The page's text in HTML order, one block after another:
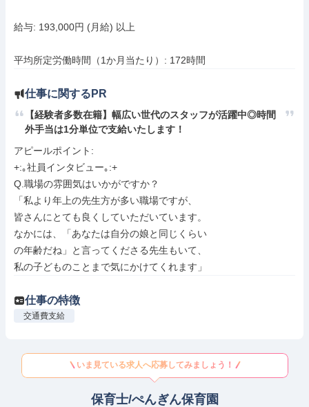
給与: 193,000円 (月給) 以上
平均所定労働時間（1か月当たり）: 172時間
仕事に関するPR
【経験者多数在籍】幅広い世代のスタッフが活躍中◎時間
外手当は1分単位で支給いたします！
アピールポイント:
+:｡社員インタビュー｡:+
Q.職場の雰囲気はいかがですか？
「私より年上の先生方が多い職場ですが、
皆さんにとても良くしていただいています。
なかには、「あなたは自分の娘と同じくらい
の年齢だね」と言ってくださる先生もいて、
私の子どものことまで気にかけてくれます」
仕事の特徴
交通費支給
いま見ている求人へ応募してみましょう！
保育士/ぺんぎん保育園